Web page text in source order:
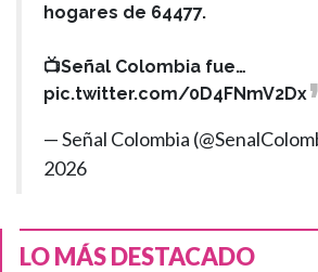
hogares de 64477.
📺Señal Colombia fue…
pic.twitter.com/0D4FNmV2Dx
— Señal Colombia
2026
LO MÁS DESTACADO